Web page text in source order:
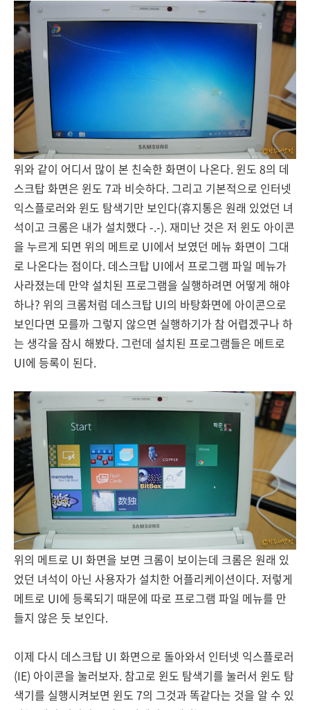
위와 같이 어디서 많이 본 친숙한 화면이 나온다. 윈도 8의 데
스크탑 화면은 윈도 7과 비슷하다. 그리고 기본적으로 인터넷
익스플로러와 윈도 탐색기만 보인다(휴지통은 원래 있었던 녀
석이고 크롬은 내가 설치했다 -.-). 재미난 것은 저 윈도 아이콘
을 누르게 되면 위의 메트로 UI에서 보였던 메뉴 화면이 그대
로 나온다는 점이다. 데스크탑 UI에서 프로그램 파일 메뉴가
사라졌는데 만약 설치된 프로그램을 실행하려면 어떻게 해야
하나? 위의 크롬처럼 데스크탑 UI의 바탕화면에 아이콘으로
보인다면 모를까 그렇지 않으면 실행하기가 참 어렵겠구나 하
는 생각을 잠시 해봤다. 그런데 설치된 프로그램들은 메트로
UI에 등록이 된다.
위의 메트로 UI 화면을 보면 크롬이 보이는데 크롬은 원래 있
었던 녀석이 아닌 사용자가 설치한 어플리케이션이다. 저렇게
메트로 UI에 등록되기 때문에 따로 프로그램 파일 메뉴를 만
들지 않은 듯 보인다.
이제 다시 데스크탑 UI 화면으로 돌아와서 인터넷 익스플로러
(IE) 아이콘을 눌러보자. 참고로 윈도 탐색기를 눌러서 윈도 탐
색기를 실행시켜보면 윈도 7의 그것과 똑같다는 것을 알 수 있